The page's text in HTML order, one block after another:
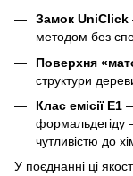
Замок UniClick
методом без
Поверхня
структури
Клас емісії E1
формальдегіду
чутливістю до
У поєднанні ці